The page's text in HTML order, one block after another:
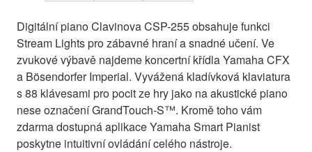
Digitální piano Clavinova CSP-255 obsahuje funkci
Stream Lights pro zábavné hraní a snadné učení. Ve
zvukové výbavě najdeme koncertní křídla Yamaha CFX
a Bösendorfer Imperial. Vyvážená kladívková klaviatura
s 88 klávesami pro pocit ze hry jako na akustické piano
nese označení GrandTouch-S™. Kromě toho vám
zdarma dostupná aplikace Yamaha Smart Pianist
poskytne intuitivní ovládání celého nástroje.